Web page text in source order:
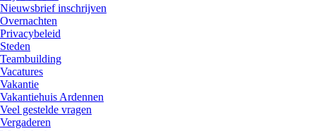
Nieuwsbrief inschrijven
Overnachten
Privacybeleid
Steden
Teambuilding
Vacatures
Vakantie
Vakantiehuis Ardennen
Veel gestelde vragen
Vergaderen